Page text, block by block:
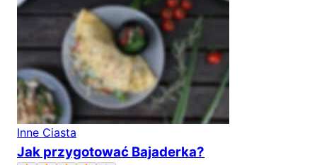
Inne Ciasta
Jak przygotować Bajaderka?